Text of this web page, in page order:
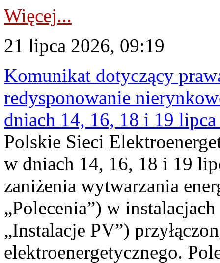
Więcej...
21 lipca 2026, 09:19
Komunikat dotyczący
redysponowanie
dniach 14, 16, 18 i 19
Polskie Sieci
w dniach 14, 16, 18 i 19
zaniżenia wytwarzania
„Polecenia”) w
„Instalacje PV”)
elektroenergetycznego.